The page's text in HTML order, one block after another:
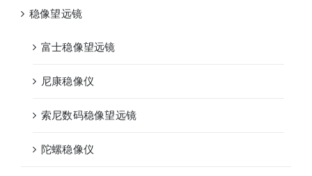
稳像望远镜
富士稳像望远镜
尼康稳像仪
索尼数码稳像望远镜
陀螺稳像仪